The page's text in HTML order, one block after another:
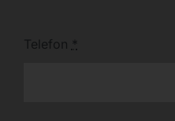
Telefon *